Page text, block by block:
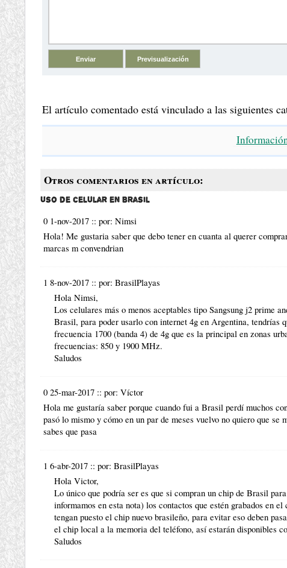
El artículo comentado está vinculado a las siguientes
Otros comentarios en artículo:
Uso de celular en Brasil
0 1-nov-2017 :: por: Nimsi
Hola! Me gustaria saber que debo tener en cuanta al querer
marcas m convendrian
1 8-nov-2017 :: por: BrasilPlayas
Hola Nimsi,
Los celulares más o menos aceptables tipo Sangsung j2 prime
Brasil, para poder usarlo con internet 4g en Argentina, tendrías
frecuencia 1700 (banda 4) de 4g que es la principal en zonas
frecuencias: 850 y 1900 MHz.
Saludos
0 25-mar-2017 :: por: Víctor
Hola me gustaría saber porque cuando fui a Brasil perdí muchos
pasó lo mismo y cómo en un par de meses vuelvo no quiero que se
sabes que pasa
1 6-abr-2017 :: por: BrasilPlayas
Hola Victor,
Lo único que podría ser es que si compran un chip de Brasil
informamos en esta nota) los contactos que estén grabados en
tengan puesto el chip nuevo brasileño, para evitar eso deben
el chip local a la memoria del teléfono, así estarán disponibles
Saludos